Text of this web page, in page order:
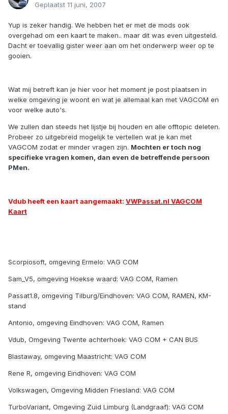
Geplaatst 11 juni, 2007
Yup is zeker handig. We hebben het er met de mods ook
overgehad om een kaart te maken.. maar dit was even uitgesteld.
Dacht er toevallig gister weer aan om het onderwerp weer op te
gooien.
Wat mij betreft kan je hier voor het moment je post plaatsen in
welke omgeving je woont en wat je allemaal kan met VAGCOM en
voor welke auto's.
We zullen dan steeds het lijstje bij houden en alle offtopic deleten.
Probeer zo uitgebreid mogelijk te vertellen wat je kan met
VAGCOM zodat er minder vragen zijn. Mochten er toch nog
specifieke vragen komen, dan even de betreffende persoon
PMen.
Vdub heeft een kaart aangemaakt: VWPassat.nl VAGCOM
Kaart
Scorpiosoft, omgeving Ermelo: VAG COM
Sam_V5, omgeving Hoekse waard: VAG COM, Ramen
Passat1.8, omgeving Tilburg/Eindhoven: VAG COM, RAMEN, KM-
stand
Antonio, omgeving Eindhoven: VAG COM, Ramen
Vdub, Omgeving Twente achterhoek: VAG COM + CAN BUS
Blastaway, omgeving Maastricht: VAG COM
Rene R, omgeving Eindhoven: VAG COM
Volkswagen, Omgeving Midden Friesland: VAG COM
TurboVariant, Omgeving Zuid Limburg (Landgraaf): VAG COM